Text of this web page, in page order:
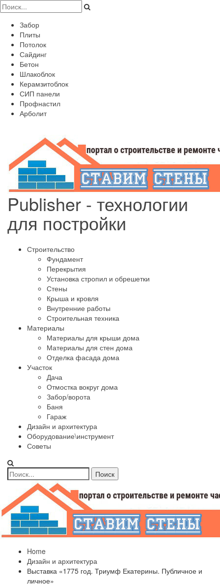
Забор
Плиты
Потолок
Сайдинг
Бетон
Шлакоблок
Керамзитоблок
СИП панели
Профнастил
Арболит
Publisher - технологии
для постройки
Строительство
Фундамент
Перекрытия
Установка стропил и обрешетки
Стены
Крыша и кровля
Внутренние работы
Строительная техника
Материалы
Материалы для крыши дома
Материалы для стен дома
Отделка фасада дома
Участок
Дача
Отмостка вокруг дома
Забор/ворота
Баня
Гараж
Дизайн и архитектура
Оборудование\инструмент
Советы
Home
Дизайн и архитектура
Выставка «1775 год. Триумф Екатерины. Публичное и
личное»